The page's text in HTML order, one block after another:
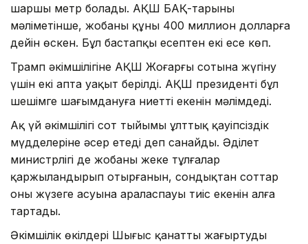
шаршы метр болады. АҚШ БАҚ-тарының
мәліметінше, жобаның құны 400 миллион долларға
дейін өскен. Бұл бастапқы есептен екі есе көп.
Трамп әкімшілігіне АҚШ Жоғарғы сотына жүгіну
үшін екі апта уақыт берілді. АҚШ президенті бұл
шешімге шағымдануға ниетті екенін мәлімдеді.
Ақ үй әкімшілігі сот тыйымы ұлттық қауіпсіздік
мүдделеріне әсер етеді деп санайды. Әділет
министрлігі де жобаны жеке тұлғалар
қаржыландырып отырғанын, сондықтан соттар
оның жүзеге асуына араласпауы тиіс екенін алға
тартады.
Әкімшілік өкілдері Шығыс қанатты жаңғыртудың